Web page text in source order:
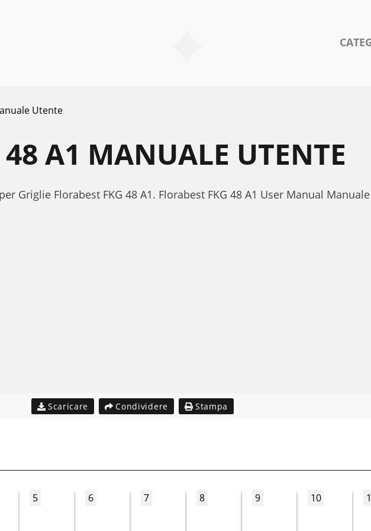
Utente
48 A1 MANUALE UTENTE
Griglie Florabest FKG 48 A1. Florabest FKG 48 A1 User Manual
Scaricare Condividere Stampa
5 6 7 8 9 10